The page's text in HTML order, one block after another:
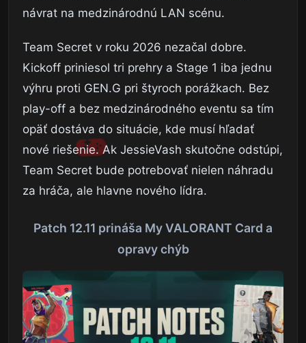
návrat na medzinárodnú LAN scénu.
Team Secret v roku 2026 nezačal dobre.
Kickoff priniesol tri prehry a Stage 1 iba jednu
výhru proti GEN.G pri štyroch porážkach. Bez
play-off a bez medzinárodného eventu sa tím
opäť dostáva do situácie, kde musí hľadať
nové riešenie. Ak JessieVash skutočne odstúpi,
Team Secret bude potrebovať nielen náhradu
za hráča, ale hlavne nového lídra.
Patch 12.11 prináša My VALORANT Card a
opravy chýb